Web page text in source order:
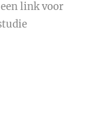
link voor